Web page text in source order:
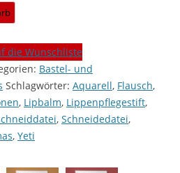
die Wunschliste
Bastel- und
Schlagwörter: Aquarell, Flausch,
, Lipbalm, Lippenpflegestift,
, Schneidedatei,
, Yeti